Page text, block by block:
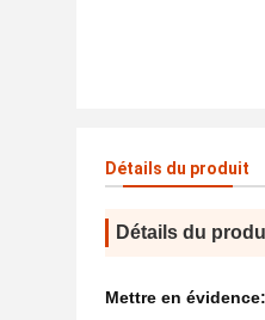
Détails du produit
Détails du
Mettre en évidence: